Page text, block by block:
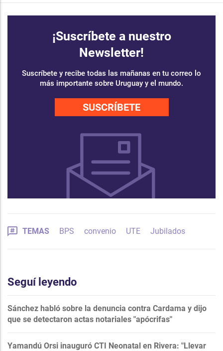
¡Suscríbete a nuestro
Newsletter!
Suscríbete y recibe todas las mañanas en tu correo lo
más importante sobre Uruguay y el mundo.
SUSCRÍBETE
TEMAS BPS convenio UTE Jubilados
Seguí leyendo
Sánchez habló sobre la denuncia contra Cardama y dijo
que se detectaron actas notariales "apócrifas"
Yamandú Orsi inauguró CTI Neonatal en Rivera: "Llevar